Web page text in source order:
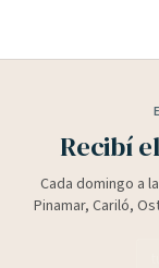
Recibí
Cada domingo a
Pinamar, Cariló,